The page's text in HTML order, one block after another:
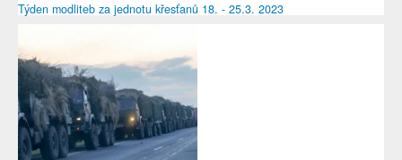
Týden modliteb za jednotu křesťanů 18. - 25.3. 2023